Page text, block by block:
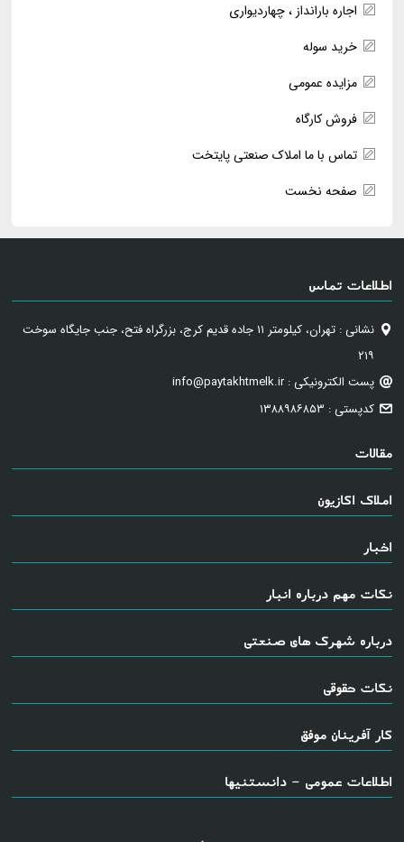
اجاره بارانداز ، چهاردیواری
خرید سوله
مزایده عمومی
فروش کارگاه
تماس با ما املاک صنعتی پایتخت
صفحه نخست
اطلاعات تماس
نشانی : تهران، کیلومتر ۱۱ جاده قدیم کرج، بزرگراه فتح، جنب جایگاه سوخت
۲۱۹
پست الکترونیکی : info@paytakhtmelk.ir
کدپستی : ۱۳۸۸۹۸۶۸۵۳
مقالات
املاک اکازیون
اخبار
نکات مهم درباره انبار
درباره شهرک های صنعتی
نکات حقوقی
کار آفرینان موفق
اطلاعات عمومی - دانستنیها